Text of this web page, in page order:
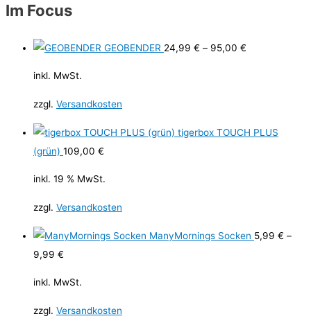
Im Focus
GEOBENDER 24,99 € – 95,00 €
inkl. MwSt.
zzgl. Versandkosten
tigerbox TOUCH PLUS
(grün) 109,00 €
inkl. 19 % MwSt.
zzgl. Versandkosten
ManyMornings Socken 5,99 € –
9,99 €
inkl. MwSt.
zzgl. Versandkosten